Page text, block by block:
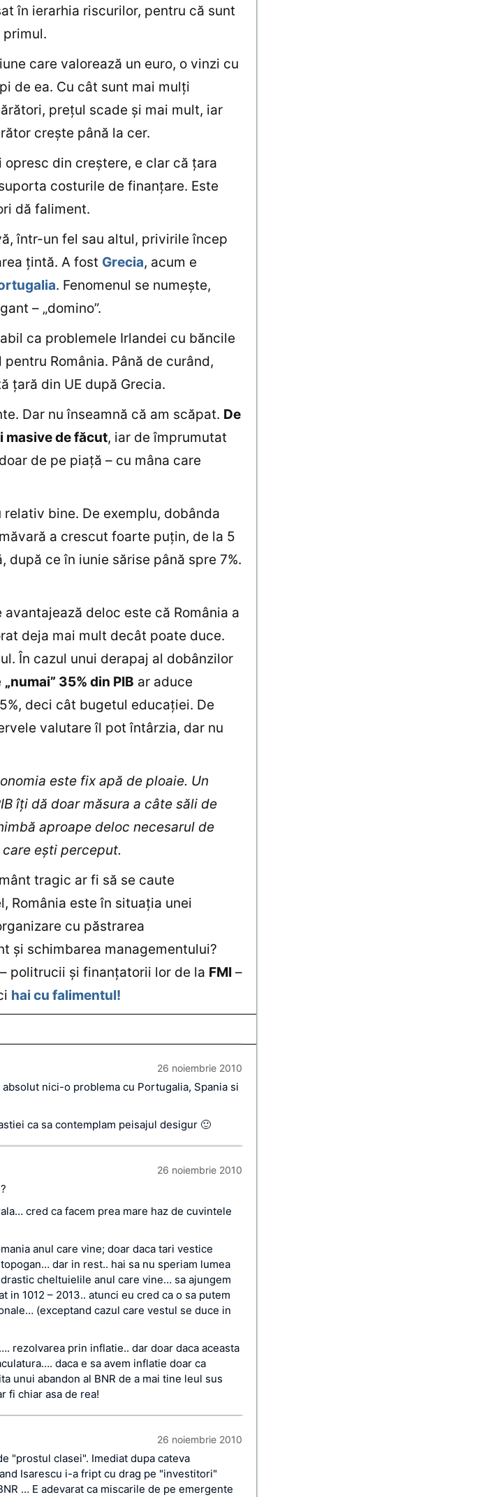
în ierarhia riscurilor, pentru că sunt
primul.
care valorează un euro, o vinzi cu
de ea. Cu cât sunt mai mulţi
preţul scade şi mai mult, iar
creşte până la cer.
opresc din creştere, e clar că ţara
costurile de finanţare. Este
dă faliment.
într-un fel sau altul, privirile încep
ţintă. A fost Grecia, acum e
. Fenomenul se numeşte,
– „domino”.
ca problemele Irlandei cu băncile
România. Până de curând,
ţară din UE după Grecia.
Dar nu înseamnă că am scăpat. De
masive de făcut, iar de împrumutat
de pe piaţă – cu mâna care
bine. De exemplu, dobânda
a crescut foarte puţin, de la 5
după ce în iunie sărise până spre 7%.
deloc este că România a
deja mai mult decât poate duce.
În cazul unui derapaj al dobânzilor
„numai” 35% din PIB ar aduce
deci cât bugetul educaţiei. De
valutare îl pot întârzia, dar nu
este fix apă de ploaie. Un
îţi dă doar măsura a câte săli de
aproape deloc necesarul de
eşti perceput.
tragic ar fi să se caute
România este în situaţia unei
cu păstrarea
şi schimbarea managementului?
politrucii şi finanţatorii lor de la FMI –
hai cu falimentul!
26 noiembrie 2010
nici-o problema cu Portugalia, Spania si
ca sa contemplam peisajul desigur 🙂
26 noiembrie 2010
cred ca facem prea mare haz de cuvintele
anul care vine; doar daca tari vestice
dar in rest.. hai sa nu speriam lumea
cheltuielile anul care vine… sa ajungem
in 1012 – 2013.. atunci eu cred ca o sa putem
(exceptand cazul care vestul se duce in
rezolvarea prin inflatie.. dar doar daca aceasta
daca e sa avem inflatie doar ca
unui abandon al BNR de a mai tine leul sus
fi chiar asa de rea!
26 noiembrie 2010
"prostul clasei". Imediat dupa cateva
Isarescu i-a fript cu drag pe "investitori"
… E adevarat ca miscarile de pe emergente